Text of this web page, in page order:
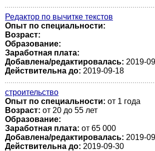
Редактор по вычитке текстов
Опыт по специальности:
Возраст:
Образование:
Заработная плата:
Добавлена/редактировалась: 2019-
Действительна до: 2019-09-18
строительство
Опыт по специальности: от 1 года
Возраст: от 20 до 55 лет
Образование:
Заработная плата: от 65 000
Добавлена/редактировалась: 2019-
Действительна до: 2019-09-30